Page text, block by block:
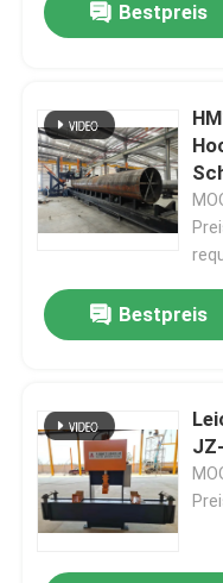
Bestpreis
Bestpreis